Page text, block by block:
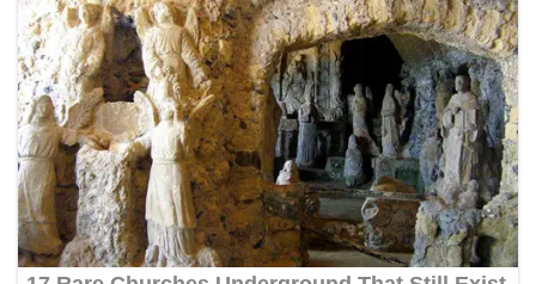
Persib mengajak seluruh pihak untuk menahan diri,
tidak mudah terprovokasi, serta menghindari
tindakan-tindakan yang dapat memperkeruh situasi
dan merugikan masyarakat luas.
Dalam situasi seperti ini, rasa empati, kedewasaan,
dan saling menghormati dinilai jauh lebih penting
untuk dikedepankan bersama.